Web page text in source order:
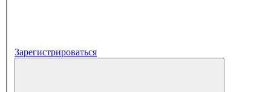
Зарегистрироваться